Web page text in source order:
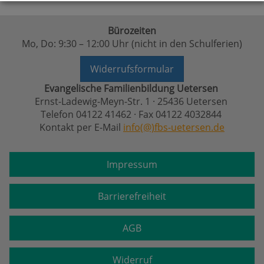
Bürozeiten
Mo, Do: 9:30 – 12:00 Uhr (nicht in den Schulferien)
Widerrufsformular
Evangelische Familienbildung Uetersen
Ernst-Ladewig-Meyn-Str. 1 · 25436 Uetersen
Telefon 04122 41462 · Fax 04122 4032844
Kontakt per E-Mail info(@)fbs-uetersen.de
Impressum
Barrierefreiheit
AGB
Widerruf